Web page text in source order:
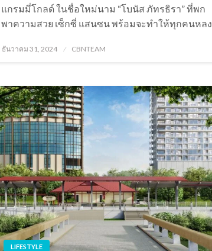
แกรมมี่โกลด์ ในชื่อใหม่นาม “โบนัส ภัทรธิรา” ที่พก
พาความสวย เซ็กซี่ แสนซน พร้อมจะทำให้ทุกคนหลง
Posted
ธันวาคม 31, 2024 CBNTEAM
LIFESTYLE